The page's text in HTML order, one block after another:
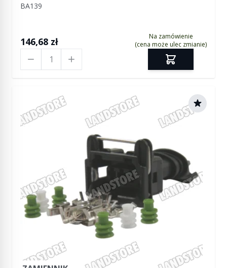
BA139
146,68 zł
Na zamówienie
(cena może ulec zmianie)